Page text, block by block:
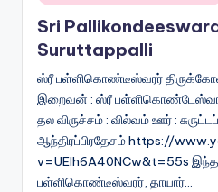
in
Sri
Suruttappalli
ஸ்ரீ பள்ளிகொண்டீஸ்வரர்
இறைவன் : ஸ்ரீ
தல விருச்சம் : வில்வம் ஊர் :
ஆந்திரப்பிரதேசம் https://
v=UElh6A40NCw&t=55s
பள்ளிகொண்டீஸ்வரர், தாயார்…